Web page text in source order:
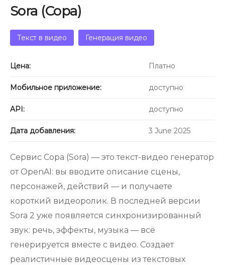
Sora (Сора)
Текст в видео Генерация видео
Цена: Платно
Мобильное приложение: доступно
API: доступно
Дата добавления: 3 June 2025
Сервис Сора (Sora) — это текст-видео генератор
от OpenAI: вы вводите описание сцены,
персонажей, действий — и получаете
короткий видеоролик. В последней версии
Sora 2 уже появляется синхронизированный
звук: речь, эффекты, музыка — всё
генерируется вместе с видео. Создает
реалистичные видеосцены из текстовых